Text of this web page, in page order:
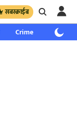
सबस्क्राईब
Crime साप्ताहिक